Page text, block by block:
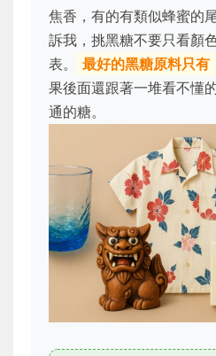
焦香，有的有類似蜂蜜的
訴我，挑黑糖不要只看顏
表。
最好的黑糖原料只有
果後面還跟著一堆看不懂
通的糖。